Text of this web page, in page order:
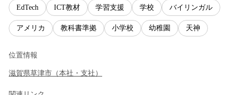
EdTech ICT教材 学習支援 学校 バイリンガル
アメリカ 教科書準拠 小学校 幼稚園 天神
位置情報
滋賀県草津市 （本社・支社 ）